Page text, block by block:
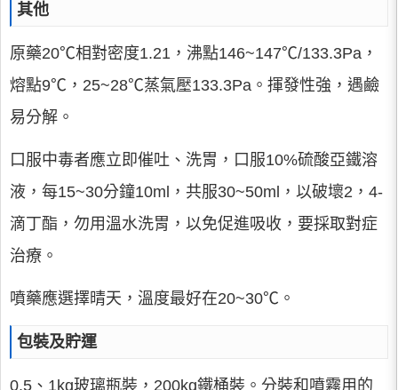
其他
原藥20℃相對密度1.21，沸點146~147℃/133.3Pa，
熔點9℃，25~28℃蒸氣壓133.3Pa。揮發性強，遇鹼
易分解。
口服中毒者應立即催吐、洗胃，口服10%硫酸亞鐵溶
液，每15~30分鐘10ml，共服30~50ml，以破壞2，4-
滴丁酯，勿用溫水洗胃，以免促進吸收，要採取對症
治療。
噴藥應選擇晴天，溫度最好在20~30℃。
包裝及貯運
0.5、1kg玻璃瓶裝，200kg鐵桶裝。分裝和噴霧用的